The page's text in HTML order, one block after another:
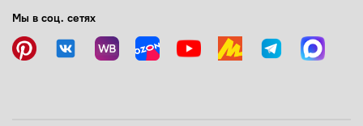
Мы в соц. сетях